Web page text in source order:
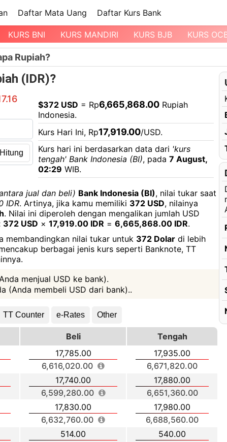
Daftar Mata Uang Daftar Kurs Bank
KURS BNI KURS MANDIRI KURS BJB KURS
Rupiah?
(IDR)?
Hitung
$372 USD = Rp6,665,868.00Rupiah
Indonesia.
Kurs Hari Ini, Rp17,919.00/USD.
Kurs hari ini berdasarkan data dari 'kurs
tengah' Bank Indonesia (BI), pada 7 August,
02:29 WIB.
jual dan beli) Bank Indonesia (BI), nilai tukar saat
IDR. Artinya, jika kamu memiliki 372 USD, nilainya
. Nilai ini diperoleh dengan mengalikan jumlah USD
372 USD × 17,919.00 IDR = 6,665,868.00 IDR.
membandingkan nilai tukar untuk 372 Dolar di lebih
berbagai jenis kurs seperti Banknote, TT
menjual USD ke bank).
(Anda membeli USD dari bank)..
TT Counter e-Rates Other
Beli
Tengah
17,785.00
6,616,020.00
17,935.00
6,671,820.00
17,740.00
6,599,280.00
17,880.00
6,651,360.00
17,830.00
6,632,760.00
17,980.00
6,688,560.00
514.00
540.00